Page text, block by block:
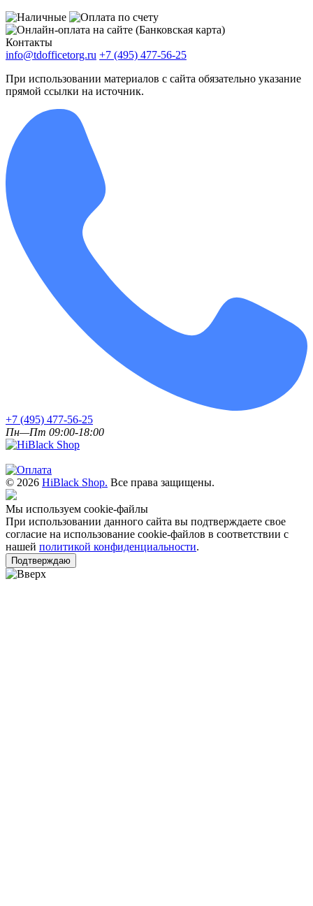
Контакты
info@tdofficetorg.ru +7 (495) 477-56-25
При использовании материалов с сайта обязательно указание
прямой ссылки на источник.
+7 (495) 477-56-25
Пн—Пт 09:00-18:00
© 2026 HiBlack Shop. Все права защищены.
Мы используем cookie-файлы
При использовании данного сайта вы подтверждаете свое
согласие на использование cookie-файлов в соответствии с
нашей политикой конфиденциальности.
Подтверждаю